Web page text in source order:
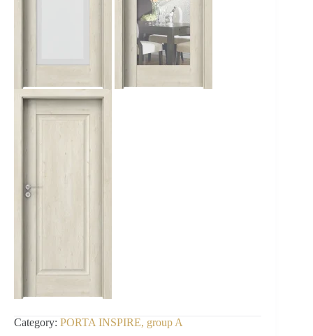
Category: PORTA INSPIRE, group A